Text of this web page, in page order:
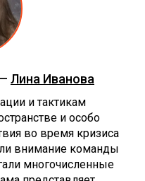
Лина Иванова
и тактикам
и особо
во время кризиса
внимание команды
многочисленные